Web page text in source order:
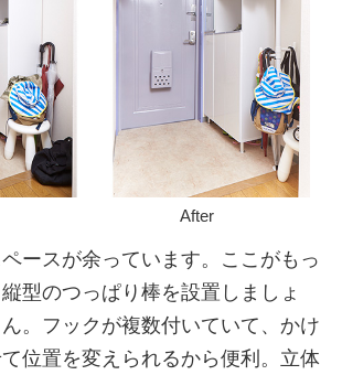
After
ペースが余っています。ここがもっ
型のつっぱり棒を設置しましょ
。フックが複数付いていて、かけ
位置を変えられるから便利。立体